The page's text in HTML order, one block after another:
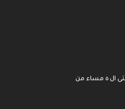
اوقات العمل : من الساعه ٩ صباحا حتى ال ٥ مساء من